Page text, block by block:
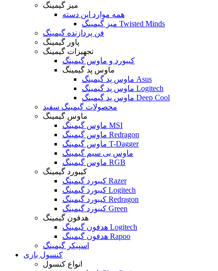
میز گیمینگ
همه موارد این دسته
میز گیمینگ Twisted Minds
فن پردازنده گیمینگ
پاور گیمینگ
تجهیزات گیمینگ
کیبورد و ماوس گیمینگ
ماوس پد گیمینگ
ماوس پد گیمینگ Asus
ماوس پد گیمینگ Logitech
ماوس پد گیمینگ Deep Cool
محصولات گیمینگ سفید
ماوس گیمینگ
ماوس گیمینگ MSI
ماوس گیمینگ Redragon
ماوس گیمینگ T-Dagger
ماوس بی سیم گیمینگ
ماوس گیمینگ RGB
کیبورد گیمینگ
کیبورد گیمینگ Razer
کیبورد گیمینگ Logitech
کیبورد گیمینگ Redragon
کیبورد گیمینگ Green
هدفون گیمینگ
هدفون گیمینگ Logitech
هدفون گیمینگ Rapoo
اسپیکر گیمینگ
کنسول بازی
انواع کنسول